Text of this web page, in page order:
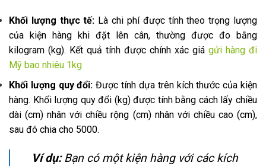
Khối lượng thực tế: Là chi phí được tính theo trọng lượng
của kiện hàng khi đặt lên cân, thường được đo bằng
kilogram (kg). Kết quả tính được chính xác giá gửi hàng đi
Mỹ bao nhiêu 1kg
Khối lượng quy đổi: Được tính dựa trên kích thước của kiện
hàng. Khối lượng quy đổi (kg) được tính bằng cách lấy chiều
dài (cm) nhân với chiều rộng (cm) nhân với chiều cao (cm),
sau đó chia cho 5000.
Ví dụ:Bạn có một kiện hàng với các kích